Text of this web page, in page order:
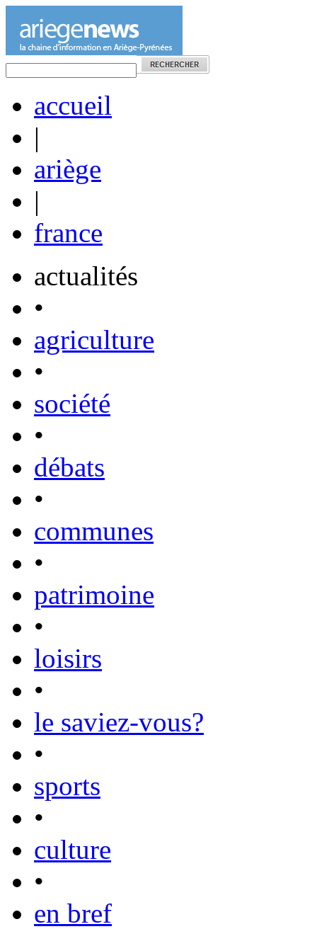
accueil
|
ariège
|
france
actualités
•
agriculture
•
société
•
débats
•
communes
•
patrimoine
•
loisirs
•
le saviez-vous?
•
sports
•
culture
•
en bref